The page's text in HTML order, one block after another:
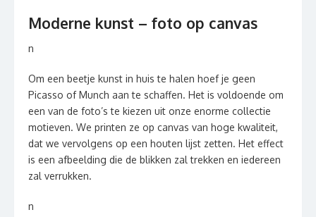
Moderne kunst – foto op canvas
n
Om een beetje kunst in huis te halen hoef je geen
Picasso of Munch aan te schaffen. Het is voldoende om
een van de foto’s te kiezen uit onze enorme collectie
motieven. We printen ze op canvas van hoge kwaliteit,
dat we vervolgens op een houten lijst zetten. Het effect
is een afbeelding die de blikken zal trekken en iedereen
zal verrukken.
n